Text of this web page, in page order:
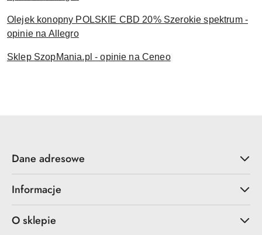
Olejek konopny POLSKIE CBD 20% Szerokie spektrum -
opinie na Allegro
Sklep SzopMania.pl - opinie na Ceneo
Dane adresowe
Informacje
O sklepie